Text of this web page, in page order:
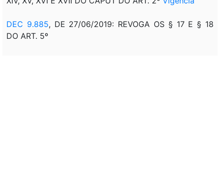
DEC 9.885, DE 27/06/2019: REVOGA OS § 17 E § 18
DO ART. 5º